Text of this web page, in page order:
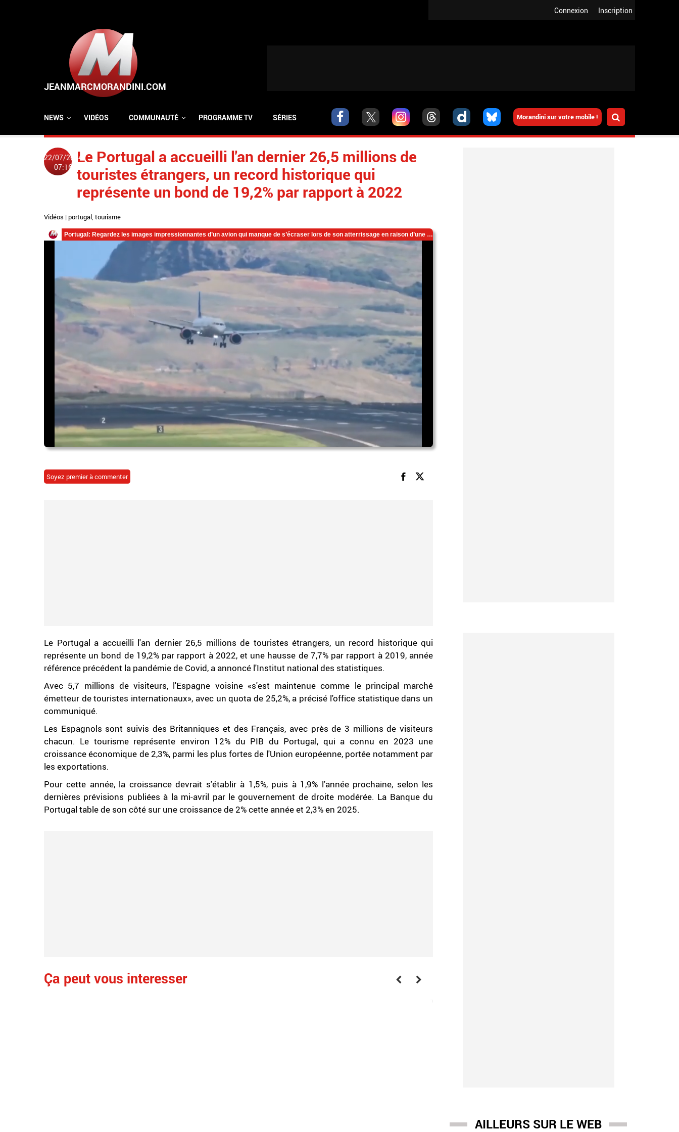
Inscription
Connexion
Morandini sur votre mobile !
NEWS VIDÉOS COMMUNAUTÉ PROGRAMME TV SÉRIES
22/07/2024
07:16
Le Portugal a accueilli l'an dernier 26,5 millions de
touristes étrangers, un record historique qui
représente un bond de 19,2% par rapport à 2022
Vidéos | portugal, tourisme
Soyez premier à commenter
Le Portugal a accueilli l'an dernier 26,5 millions de touristes étrangers, un record historique qui
représente un bond de 19,2% par rapport à 2022, et une hausse de 7,7% par rapport à 2019, année
référence précédent la pandémie de Covid, a annoncé l'Institut national des statistiques.
Avec 5,7 millions de visiteurs, l'Espagne voisine «s'est maintenue comme le principal marché
émetteur de touristes internationaux», avec un quota de 25,2%, a précisé l'office statistique dans un
communiqué.
Les Espagnols sont suivis des Britanniques et des Français, avec près de 3 millions de visiteurs
chacun. Le tourisme représente environ 12% du PIB du Portugal, qui a connu en 2023 une
croissance économique de 2,3%, parmi les plus fortes de l'Union européenne, portée notamment par
les exportations.
Pour cette année, la croissance devrait s'établir à 1,5%, puis à 1,9% l'année prochaine, selon les
dernières prévisions publiées à la mi-avril par le gouvernement de droite modérée. La Banque du
Portugal table de son côté sur une croissance de 2% cette année et 2,3% en 2025.
Ça peut vous interesser
AILLEURS SUR LE WEB